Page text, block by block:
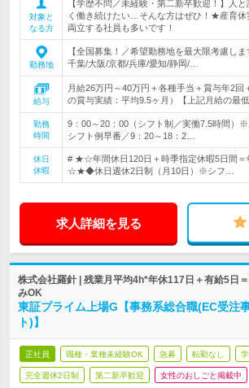
対象と
なる方
【学歴不問／未経験・第二新卒歓迎！】人
く働き続けたい…そんな方はぜひ！★産育休
両立する社員も多いです！
勤務地
【全国募集！／希望勤務地を最大限考慮し
千葉/大阪/京都/兵庫/愛知/静岡/…
給与
月給26万円～40万円＋各種手当＋賞与年2回
の賞与実績：平均9.5ヶ月）【上記月給の最
勤務
時間
9：00～20：00（シフト制／実働7.5時間）
シフト例早番／9：20～18：2…
休日
休暇
# ★☆年間休日120日＋時季指定休暇5日間＝
☆★◆休日週休2日制（月10日）※シフ…
求人詳細を見る
株式会社羅針 | 残業月平均4h*年休117日＋有給5日
みOK
東証プライム上場G【事務系総合職(EC受注
ト)】
正社員 職種・業種未経験OK 急募 転勤なし
完全週休2日制 第二新卒歓迎 女性のおしごと掲載中